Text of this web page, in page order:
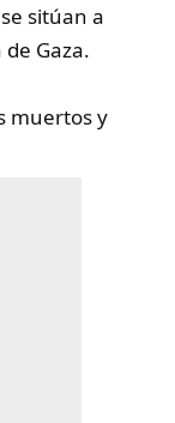
sitúan a
Gaza.
muertos y